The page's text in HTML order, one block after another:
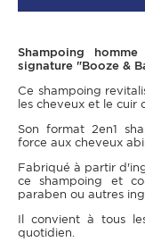
Shampoing
signature "Booze &
Ce shampoing
les cheveux et le cuir
Son format 2en1
force aux cheveux
Fabriqué à partir
ce shampoing et
paraben ou autres
Il convient à tous
quotidien.